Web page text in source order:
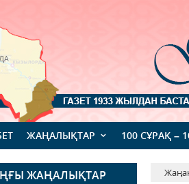
ЖАҢАЛЫҚТАР 100 СҰРАҚ –
ЖАҢАЛЫҚТАР